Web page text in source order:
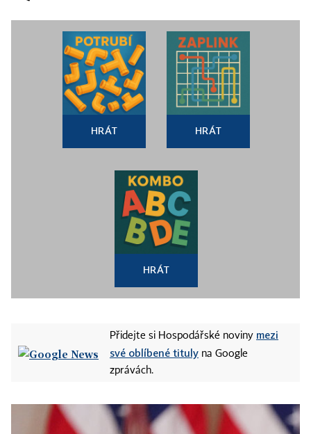
HRÁT HRÁT
HRÁT
Přidejte si Hospodářské noviny mezi
své oblíbené tituly na Google
zprávách.